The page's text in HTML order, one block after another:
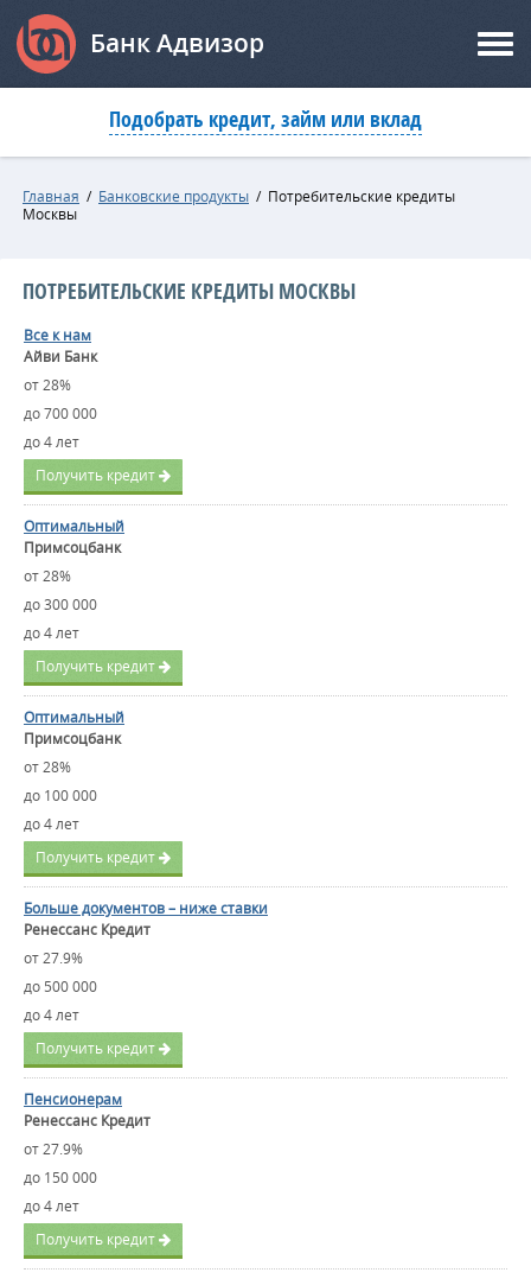
Банк Адвизор
Подобрать кредит, займ или вклад
Главная / Банковские продукты / Потребительские кредиты
Москвы
ПОТРЕБИТЕЛЬСКИЕ КРЕДИТЫ МОСКВЫ
Все к нам
Айви Банк
от 28%
до 700 000
до 4 лет
Получить кредит
Оптимальный
Примсоцбанк
от 28%
до 300 000
до 4 лет
Получить кредит
Оптимальный
Примсоцбанк
от 28%
до 100 000
до 4 лет
Получить кредит
Больше документов – ниже ставки
Ренессанс Кредит
от 27.9%
до 500 000
до 4 лет
Получить кредит
Пенсионерам
Ренессанс Кредит
от 27.9%
до 150 000
до 4 лет
Получить кредит